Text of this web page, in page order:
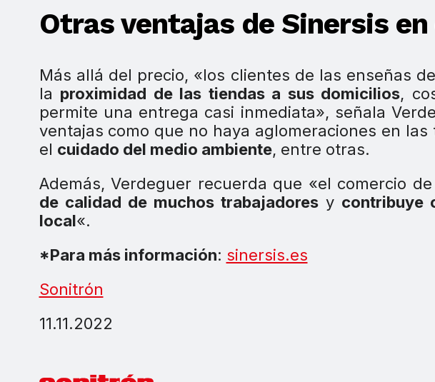
Otras ventajas de Sinersis
Más allá del precio, «los clientes de las enseñas
la proximidad de las tiendas a sus domicilios,
permite una entrega casi inmediata», señala
ventajas como que no haya aglomeraciones en las
el cuidado del medio ambiente, entre otras.
Además, Verdeguer recuerda que «el comercio
de calidad de muchos trabajadoresy contribuye
local«.
*Para más información: sinersis.es
Sonitrón
11.11.2022